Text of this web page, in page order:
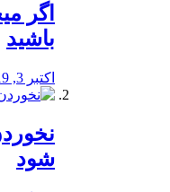
اگر
باشید
اکتبر 3, 2019
‌شود